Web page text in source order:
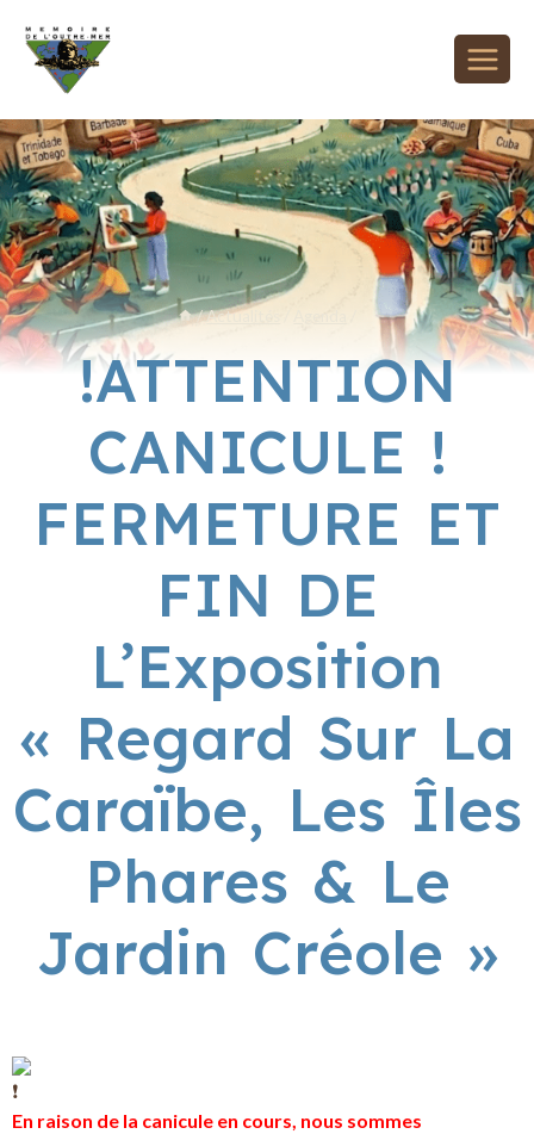
/Actualités
!ATTENTION
CANICULE !
FERMETURE ET
FIN DE
L’Exposition
« Regard Sur La
Caraïbe, Les Îles
Phares & Le
Jardin Créole »
En raison de la canicule en cours, nous sommes